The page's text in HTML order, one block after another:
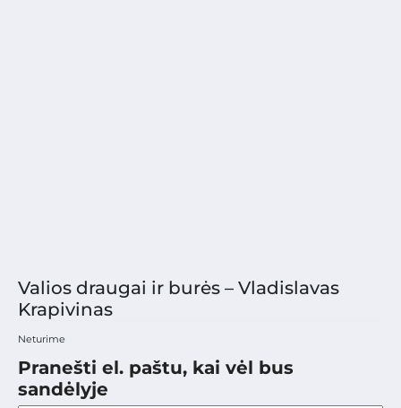
Valios draugai ir burės – Vladislavas
Krapivinas
Neturime
Pranešti el. paštu, kai vėl bus
sandėlyje